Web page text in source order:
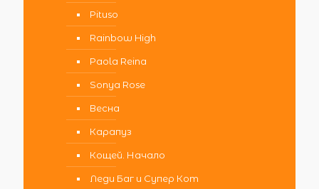
Pituso
Rainbow High
Paola Reina
Sonya Rose
Весна
Карапуз
Кощей. Начало
Леди Баг и Супер Кот